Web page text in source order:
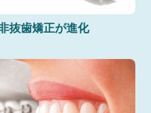
抜歯矯正が進化